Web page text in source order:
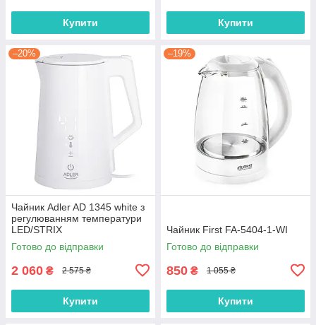
Купити Купити
–20%
Чайник Adler AD 1345 white з
регулюванням температури
LED/STRIX
Готово до відправки
2 060 ₴ 2 575 ₴
Купити
–19%
Чайник First FA-5404-1-WI
Готово до відправки
850 ₴ 1 055 ₴
Купити